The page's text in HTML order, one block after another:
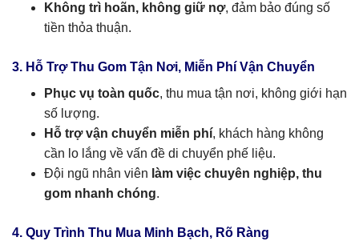
Không trì hoãn, không giữ nợ, đảm bảo đúng số
tiền thỏa thuận.
3. Hỗ Trợ Thu Gom Tận Nơi, Miễn Phí Vận Chuyển
Phục vụ toàn quốc, thu mua tận nơi, không giới hạn
số lượng.
Hỗ trợ vận chuyển miễn phí, khách hàng không
cần lo lắng về vấn đề di chuyển phế liệu.
Đội ngũ nhân viên làm việc chuyên nghiệp, thu
gom nhanh chóng.
4. Quy Trình Thu Mua Minh Bạch, Rõ Ràng